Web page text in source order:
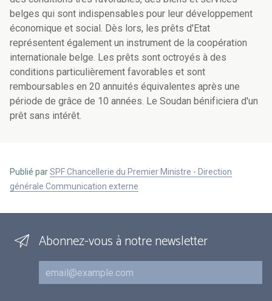
belges qui sont indispensables pour leur développement
économique et social. Dès lors, les prêts d'Etat
représentent également un instrument de la coopération
internationale belge. Les prêts sont octroyés à des
conditions particulièrement favorables et sont
remboursables en 20 annuités équivalentes après une
période de grâce de 10 années. Le Soudan bénificiera d'un
prêt sans intérêt.
Publié parSPF Chancellerie du Premier Ministre - Direction
générale Communication externe
Abonnez-vous à notre newsletter
Courriel